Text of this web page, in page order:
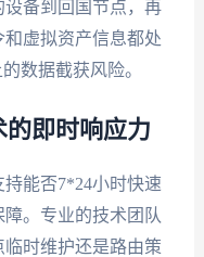
备到回国节点，再
虚拟资产信息都处
数据截获风险。
即时响应力
能否7*24小时快速
。专业的技术团队
时维护还是路由策